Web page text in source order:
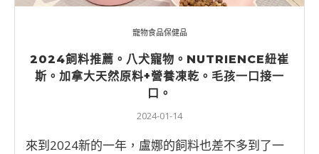
寵物食品保健品
2024飼料推薦。八犬寵物。NUTRIENCE紐崔
斯。加拿大天然原料+營養凍乾。毛孩一口接一
口。
2024-01-14
來到2024新的一年，盧娜的飼料也差不多到了一